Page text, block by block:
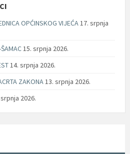
OPĆINSKOG VIJEĆA17. srpnja
15. srpnja 2026.
14. srpnja 2026.
ZAKONA13. srpnja 2026.
2026.